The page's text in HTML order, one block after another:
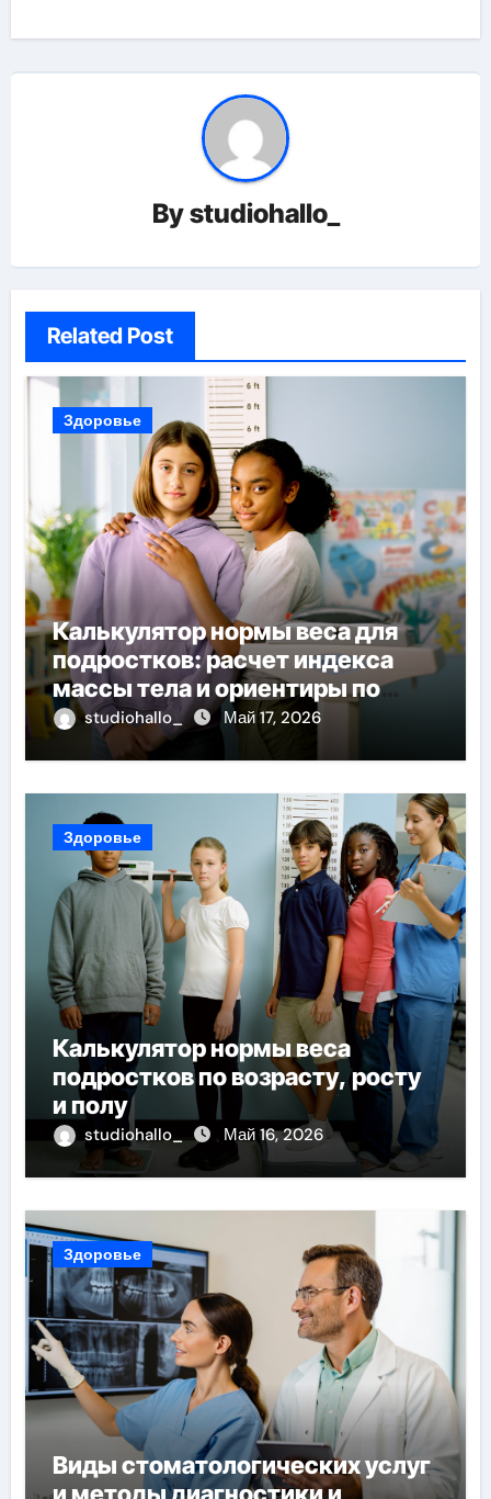
Bystudiohallo_
Related Post
Здоровье
Калькулятор нормы веса для
подростков: расчет индекса
массы тела и ориентиры по
возрасту, росту и полу
studiohallo_ Май 17, 2026
Здоровье
Калькулятор нормы веса
подростков по возрасту, росту
и полу
studiohallo_ Май 16, 2026
Здоровье
Виды стоматологических услуг
и методы диагностики и